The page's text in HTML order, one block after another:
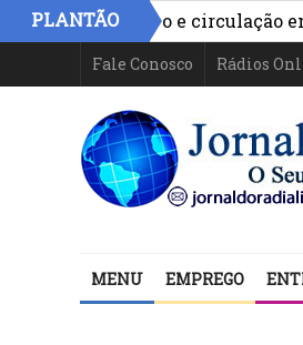
PLANTÃO
acesso e circulação em
Fale Conosco Rádios
MENU EMPREGO